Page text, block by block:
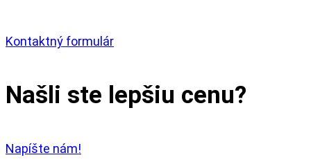
Kontaktný formulár
Našli ste lepšiu cenu?
Napíšte nám!